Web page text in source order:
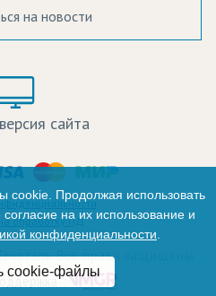
на новости
сайта
обработку ПД
Все права защищены
cookie. Продолжая использовать
на их использование и
конфиденциальности
cookie-файлы